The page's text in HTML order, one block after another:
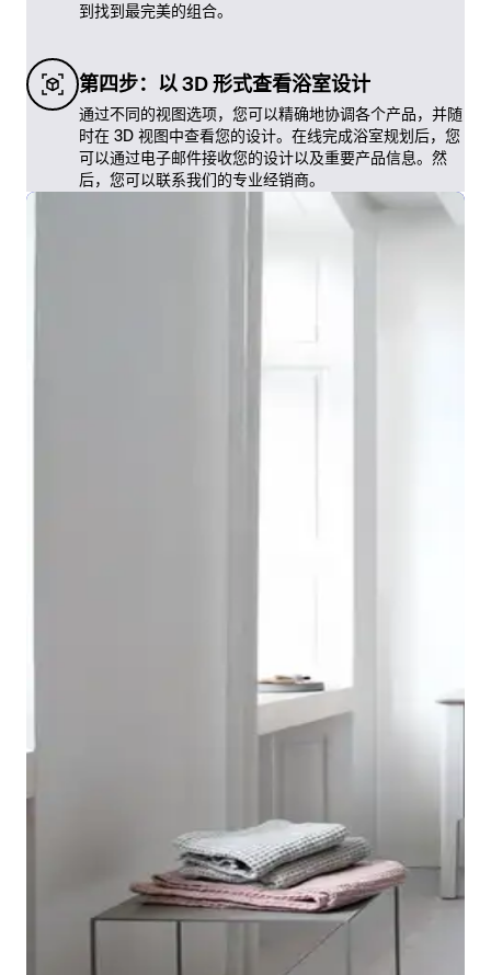
到找到最完美的组合。
第四步：以 3D 形式查看浴室设计
通过不同的视图选项，您可以精确地协调各个产品，并随
时在 3D 视图中查看您的设计。在线完成浴室规划后，您
可以通过电子邮件接收您的设计以及重要产品信息。然
后，您可以联系我们的专业经销商。